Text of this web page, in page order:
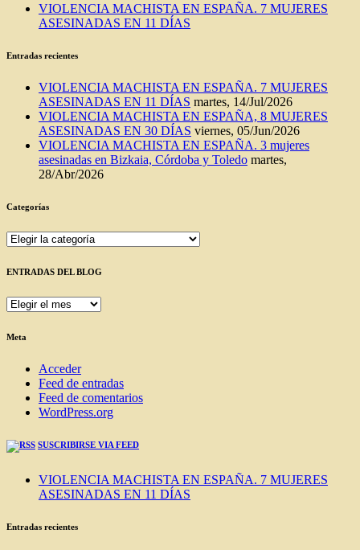
VIOLENCIA MACHISTA EN ESPAÑA. 7 MUJERES
ASESINADAS EN 11 DÍAS
Entradas recientes
VIOLENCIA MACHISTA EN ESPAÑA. 7 MUJERES
ASESINADAS EN 11 DÍAS martes, 14/Jul/2026
VIOLENCIA MACHISTA EN ESPAÑA, 8 MUJERES
ASESINADAS EN 30 DÍAS viernes, 05/Jun/2026
VIOLENCIA MACHISTA EN ESPAÑA. 3 mujeres
asesinadas en Bizkaia, Córdoba y Toledo martes,
28/Abr/2026
Categorías
Categorías
ENTRADAS DEL BLOG
ENTRADAS
BLOG
Meta
Acceder
Feed de entradas
Feed de comentarios
WordPress.org
SUSCRIBIRSE VIA FEED
VIOLENCIA MACHISTA EN ESPAÑA. 7 MUJERES
ASESINADAS EN 11 DÍAS
Entradas recientes